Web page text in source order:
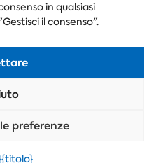
in qualsiasi
il consenso".
preferenze
{titolo}